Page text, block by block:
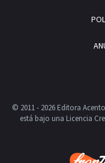
© 2011 - 2026 Editora
está bajo una Licencia